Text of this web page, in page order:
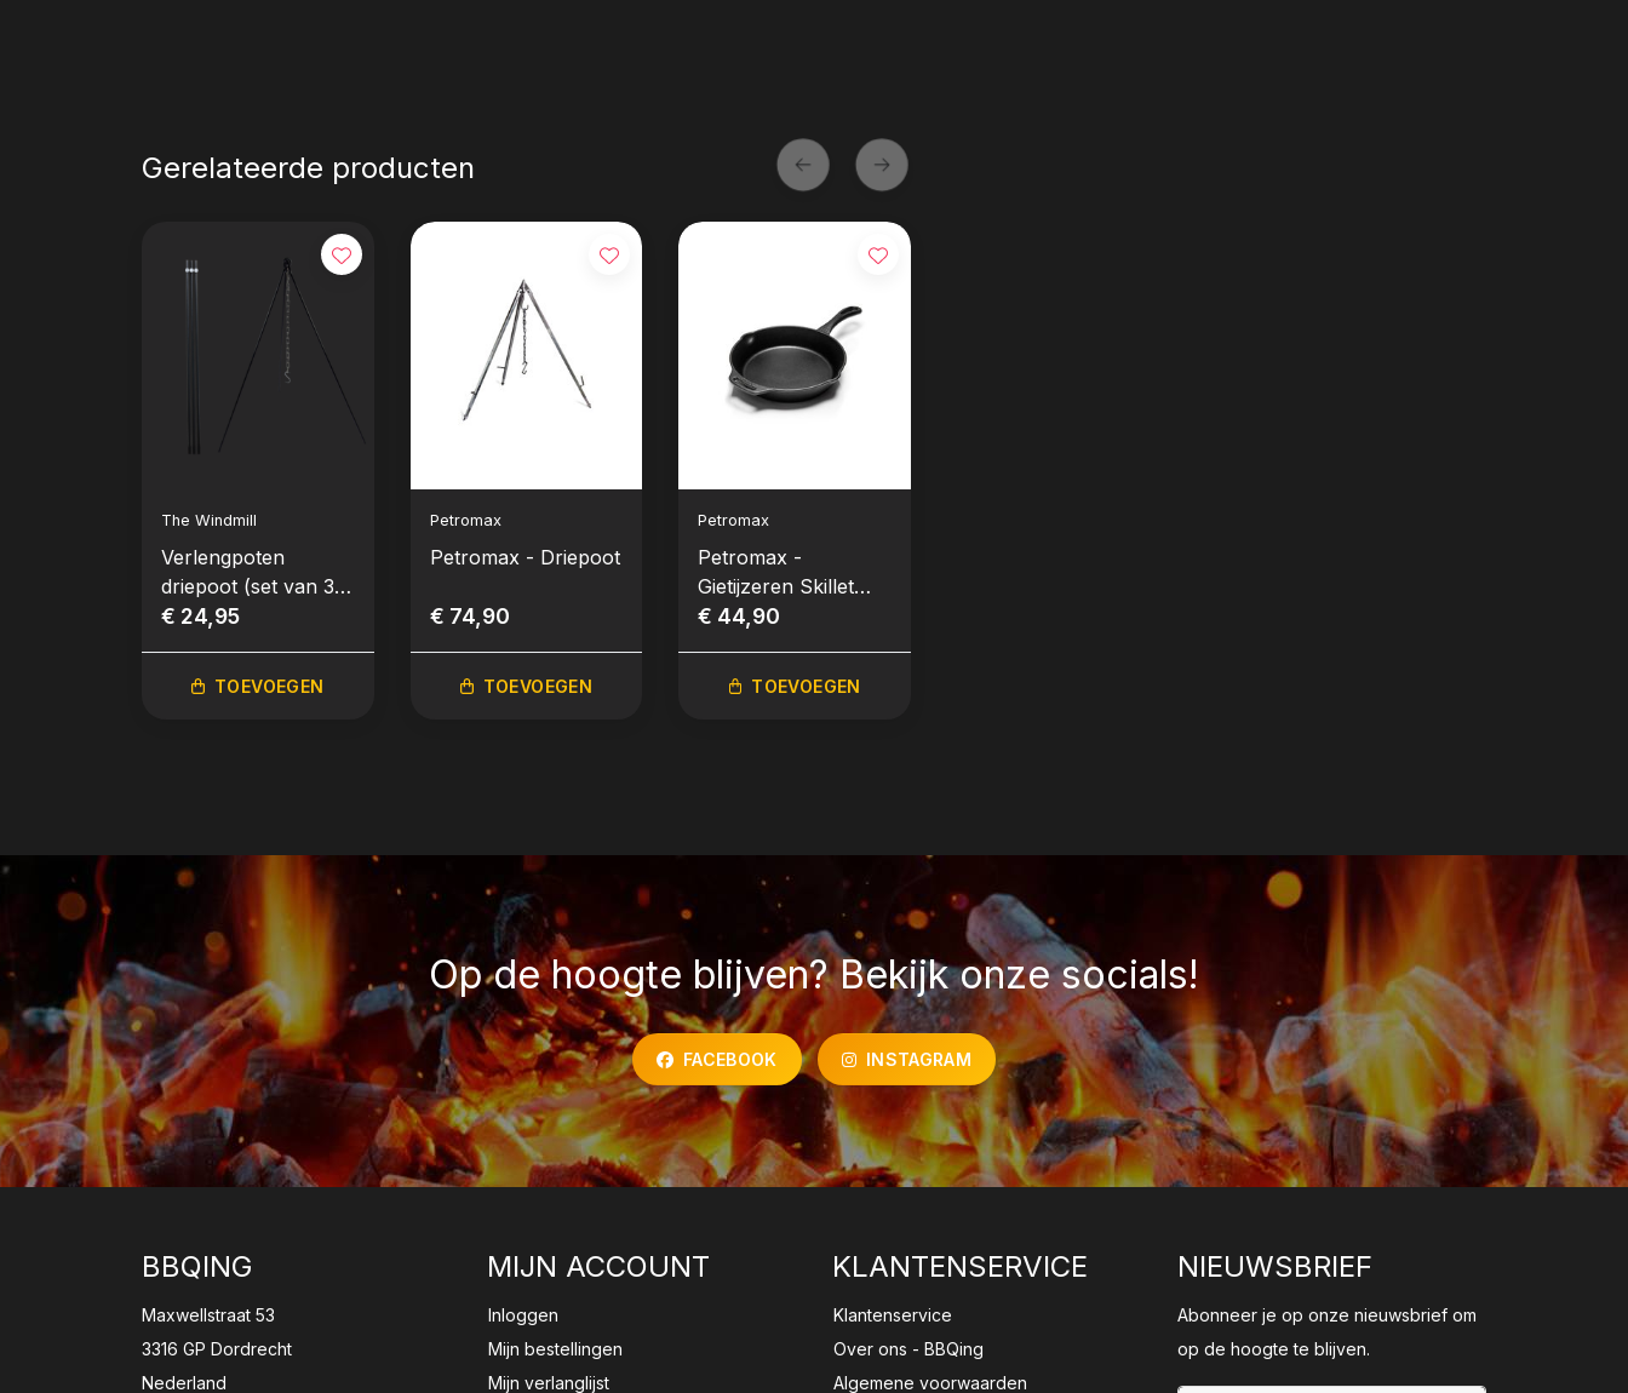
Gerelateerde producten
The Windmill
Verlengpoten
driepoot (set van 3
poten)
€ 24,95
TOEVOEGEN
Petromax
Petromax - Driepoot
€ 74,90
TOEVOEGEN
Petromax
Petromax -
Gietijzeren Skillet
30cm
€ 44,90
TOEVOEGEN
Op de hoogte blijven? Bekijk onze socials!
FACEBOOK INSTAGRAM
BBQING
Maxwellstraat 53
3316 GP Dordrecht
Nederland
MIJN ACCOUNT
Inloggen
Mijn bestellingen
Mijn verlanglijst
KLANTENSERVICE
Klantenservice
Over ons - BBQing
Algemene voorwaarden
NIEUWSBRIEF
Abonneer je op onze nieuwsbrief om
op de hoogte te blijven.